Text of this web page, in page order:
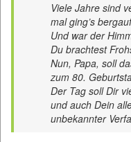
Viele Jahre sind
mal ging’s
Und war der
Du brachtest
Nun, Papa, soll
zum 80.
Der Tag soll Dir
und auch Dein
unbekannter